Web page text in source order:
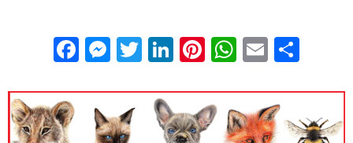
Facebook
Messenger
Twitter
LinkedIn
Pinterest
WhatsApp
Email